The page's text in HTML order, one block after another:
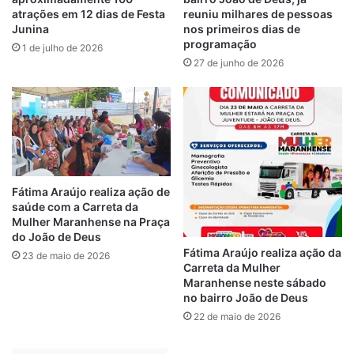
recebe reformar
após Fátima Araújo
enviar R$ 270 mil
de emenda
21 de maio de 2024
Em "FÁTIMA
ARAÚJO"
destinou em 2023
emenda de R$570
mil para a saúde de
São Luís
2 de fevereiro de 2024
Em "FÁTIMA
ARAÚJO"
Fátima Araújo
vistoria Postos de
Saúde em reforma
com emendas
parlamentares dela
16 de junho de 2024
Em "FÁTIMA
ARAÚJO"
atrações em 12 dias de Festa
Junina
1 de julho de 2026
reuniu milhares de pessoas
nos primeiros dias de
programação
27 de junho de 2026
Fátima Araújo realiza ação de
saúde com a Carreta da
Mulher Maranhense na Praça
do João de Deus
23 de maio de 2026
Fátima Araújo realiza ação da
Carreta da Mulher
Maranhense neste sábado
no bairro João de Deus
22 de maio de 2026